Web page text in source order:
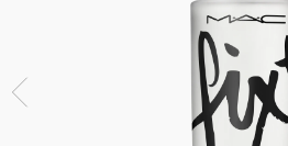
DÉCOUVRIR TOUS LES
DÉCOUVRIR TOUS LES
DÉCOUVRIR TOUS LES